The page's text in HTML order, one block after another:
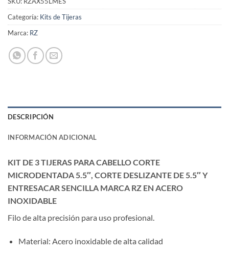
Categoría: Kits de Tijeras
Marca: RZ
DESCRIPCIÓN
INFORMACIÓN ADICIONAL
KIT DE 3 TIJERAS PARA CABELLO CORTE
MICRODENTADA 5.5″, CORTE DESLIZANTE DE 5.5″ Y
ENTRESACAR SENCILLA MARCA RZ EN ACERO
INOXIDABLE
Filo de alta precisión para uso profesional.
Material: Acero inoxidable de alta calidad